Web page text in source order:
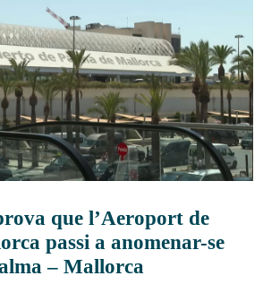
que l’Aeroport de
passi a anomenar-se
– Mallorca